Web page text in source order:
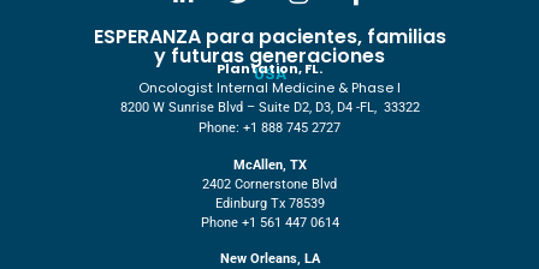
ESPERANZA para pacientes, familias
y futuras generaciones
USA
Plantation, FL.
Oncologist Internal Medicine & Phase I
8200 W Sunrise Blvd – Suite D2, D3, D4 -FL, 33322
Phone: +1 888 745 2727
McAllen, TX
2402 Cornerstone Blvd
Edinburg Tx 78539
Phone +1 561 447 0614
New Orleans, LA